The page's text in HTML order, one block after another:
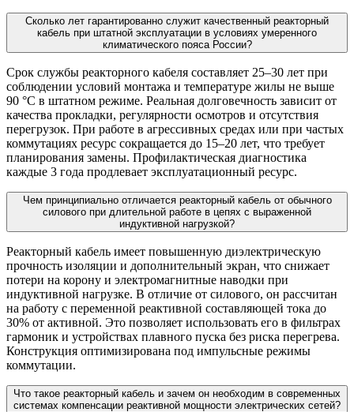
Сколько лет гарантированно служит качественный реакторный
кабель при штатной эксплуатации в условиях умеренного
климатического пояса России?
Срок службы реакторного кабеля составляет 25–30 лет при
соблюдении условий монтажа и температуре жилы не выше
90 °C в штатном режиме. Реальная долговечность зависит от
качества прокладки, регулярности осмотров и отсутствия
перегрузок. При работе в агрессивных средах или при частых
коммутациях ресурс сокращается до 15–20 лет, что требует
планирования замены. Профилактическая диагностика
каждые 3 года продлевает эксплуатационный ресурс.
Чем принципиально отличается реакторный кабель от обычного
силового при длительной работе в цепях с выраженной
индуктивной нагрузкой?
Реакторный кабель имеет повышенную диэлектрическую
прочность изоляции и дополнительный экран, что снижает
потери на корону и электромагнитные наводки при
индуктивной нагрузке. В отличие от силового, он рассчитан
на работу с переменной реактивной составляющей тока до
30% от активной. Это позволяет использовать его в фильтрах
гармоник и устройствах плавного пуска без риска перегрева.
Конструкция оптимизирована под импульсные режимы
коммутации.
Что такое реакторный кабель и зачем он необходим в современных
системах компенсации реактивной мощности электрических сетей?